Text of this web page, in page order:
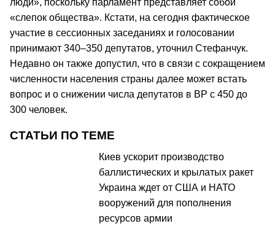
люди», поскольку парламент представляет собой
«слепок общества». Кстати, на сегодня фактическое
участие в сессионных заседаниях и голосовании
принимают 340–350 депутатов, уточнил Стефанчук.
Недавно он также допустил, что в связи с сокращением
численности населения страны далее может встать
вопрос и о снижении числа депутатов в ВР с 450 до
300 человек.
СТАТЬИ ПО ТЕМЕ
Киев ускорит производство
баллистических и крылатых ракет
Украина ждет от США и НАТО
вооружений для пополнения
ресурсов армии